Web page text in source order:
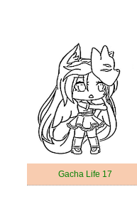
Gacha Life 17